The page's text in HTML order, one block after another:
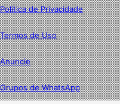
Política de Privacidade
Termos de Uso
Anuncie
Grupos de WhatsApp